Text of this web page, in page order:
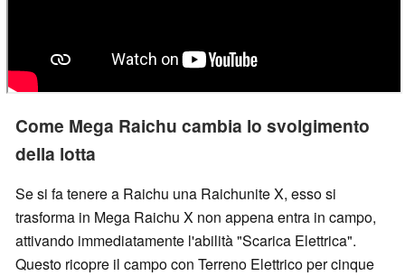
Come Mega Raichu cambia lo svolgimento
della lotta
Se si fa tenere a Raichu una Raichunite X, esso si
trasforma in Mega Raichu X non appena entra in campo,
attivando immediatamente l'abilità "Scarica Elettrica".
Questo ricopre il campo con Terreno Elettrico per cinque